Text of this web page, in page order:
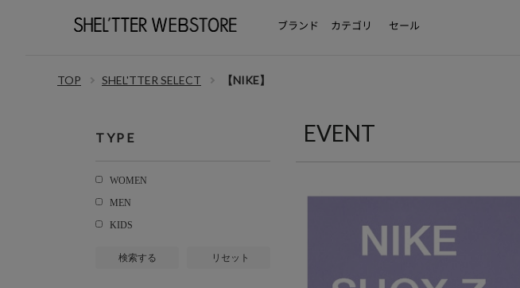
ブランド カテゴリ セール
TOP SHEL'TTER SELECT 【NIKE】
TYPE
WOMEN
MEN
KIDS
検索する リセット
EVENT